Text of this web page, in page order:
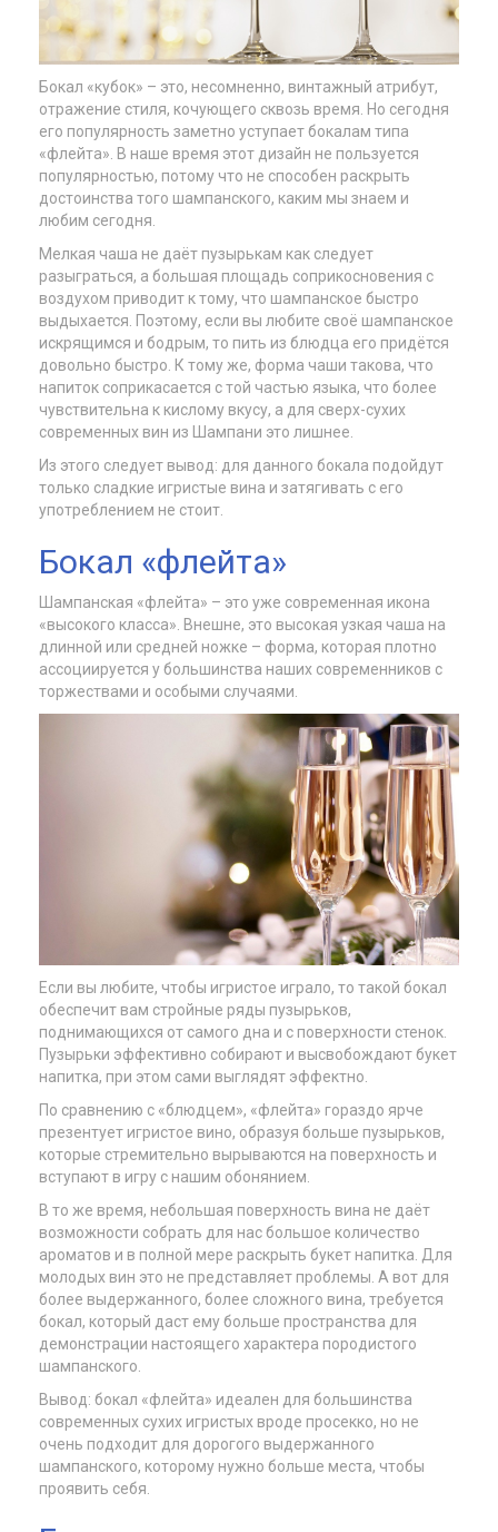
Бокал «кубок» – это, несомненно, винтажный атрибут,
отражение стиля, кочующего сквозь время. Но сегодня
его популярность заметно уступает бокалам типа
«флейта». В наше время этот дизайн не пользуется
популярностью, потому что не способен раскрыть
достоинства того шампанского, каким мы знаем и
любим сегодня.
Мелкая чаша не даёт пузырькам как следует
разыграться, а большая площадь соприкосновения с
воздухом приводит к тому, что шампанское быстро
выдыхается. Поэтому, если вы любите своё шампанское
искрящимся и бодрым, то пить из блюдца его придётся
довольно быстро. К тому же, форма чаши такова, что
напиток соприкасается с той частью языка, что более
чувствительна к кислому вкусу, а для сверх-сухих
современных вин из Шампани это лишнее.
Из этого следует вывод: для данного бокала подойдут
только сладкие игристые вина и затягивать с его
употреблением не стоит.
Бокал «флейта»
Шампанская «флейта» – это уже современная икона
«высокого класса». Внешне, это высокая узкая чаша на
длинной или средней ножке – форма, которая плотно
ассоциируется у большинства наших современников с
торжествами и особыми случаями.
Если вы любите, чтобы игристое играло, то такой бокал
обеспечит вам стройные ряды пузырьков,
поднимающихся от самого дна и с поверхности стенок.
Пузырьки эффективно собирают и высвобождают букет
напитка, при этом сами выглядят эффектно.
По сравнению с «блюдцем», «флейта» гораздо ярче
презентует игристое вино, образуя больше пузырьков,
которые стремительно вырываются на поверхность и
вступают в игру с нашим обонянием.
В то же время, небольшая поверхность вина не даёт
возможности собрать для нас большое количество
ароматов и в полной мере раскрыть букет напитка. Для
молодых вин это не представляет проблемы. А вот для
более выдержанного, более сложного вина, требуется
бокал, который даст ему больше пространства для
демонстрации настоящего характера породистого
шампанского.
Вывод: бокал «флейта» идеален для большинства
современных сухих игристых вроде просекко, но не
очень подходит для дорогого выдержанного
шампанского, которому нужно больше места, чтобы
проявить себя.